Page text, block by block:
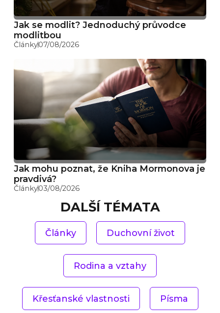
Jak se modlit? Jednoduchý průvodce
modlitbou
Články07/08/2026
Jak mohu poznat, že Kniha Mormonova je
pravdivá?
Články03/08/2026
DALŠÍ TÉMATA
Články Duchovní život
Rodina a vztahy
Křesťanské vlastnosti Písma